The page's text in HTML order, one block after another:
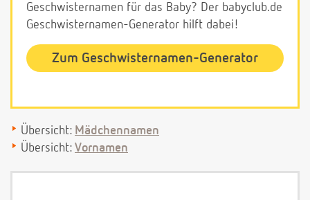
Geschwisternamen für das Baby? Der babyclub.de
Geschwisternamen-Generator hilft dabei!
Zum Geschwisternamen-Generator
Übersicht: Mädchennamen
Übersicht: Vornamen